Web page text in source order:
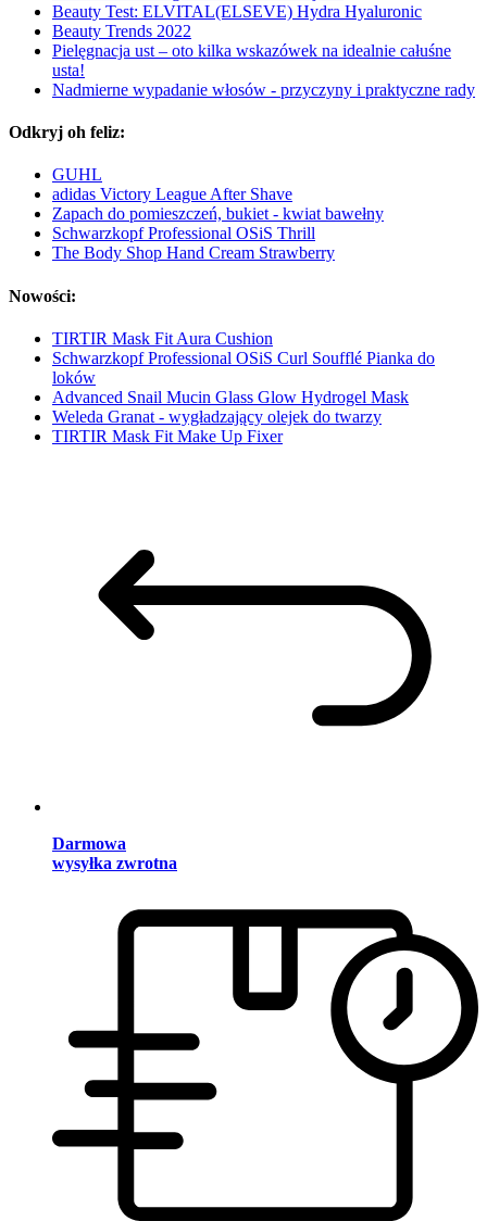
Beauty Test: ELVITAL(ELSEVE) Hydra Hyaluronic
Beauty Trends 2022
Pielęgnacja ust – oto kilka wskazówek na idealnie całuśne
usta!
Nadmierne wypadanie włosów - przyczyny i praktyczne rady
Odkryj oh feliz:
GUHL
adidas Victory League After Shave
Zapach do pomieszczeń, bukiet - kwiat bawełny
Schwarzkopf Professional OSiS Thrill
The Body Shop Hand Cream Strawberry
Nowości:
TIRTIR Mask Fit Aura Cushion
Schwarzkopf Professional OSiS Curl Soufflé Pianka do
loków
Advanced Snail Mucin Glass Glow Hydrogel Mask
Weleda Granat - wygładzający olejek do twarzy
TIRTIR Mask Fit Make Up Fixer
Darmowa
wysyłka zwrotna